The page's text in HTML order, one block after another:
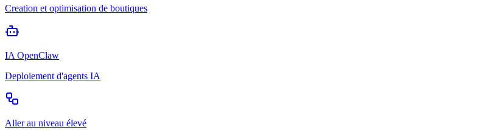
Creation et optimisation de boutiques
IA OpenClaw
Deploiement d'agents IA
Aller au niveau élevé